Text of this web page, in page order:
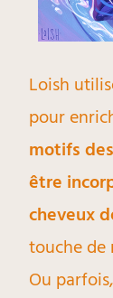
Loish
pour
motifs
être
cheveux
touche de
Ou